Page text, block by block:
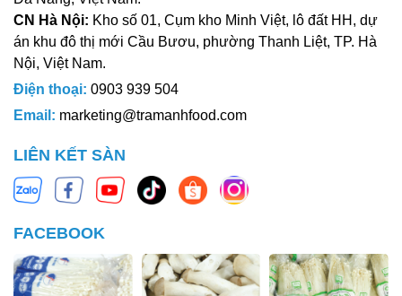
ngon và hấp dẫn như:
Nấm đùi gà baby xào thịt bò:
Món ăn kết hợp giữa
vị ngọt của nấm và vị thơm của thịt bò, rất thích hợp
cho những bữa cơm gia đình.
Nấm đùi gà baby nướng:Nấm nướng thơm lừng,
ăn nhậu hấp dẫn.
Nấm đùi gà baby nấu canh:Nấm đùi gà baby có
thể nấu canh với các loại rau củ khác tạo nên món
canh thanh mát, bổ dưỡng.
nhưng giàu dinh dưỡng, cung cấp đầy đủ các chất
cần thiết cho cơ thể.
CN Hà Nội: Kho số 01, Cụm kho Minh Việt, lô đất HH, dự
án khu đô thị mới Cầu Bươu, phường Thanh Liệt, TP. Hà
Nội, Việt Nam.
Điện thoại: 0903 939 504
Email: marketing@tramanhfood.com
LIÊN KẾT SÀN
FACEBOOK